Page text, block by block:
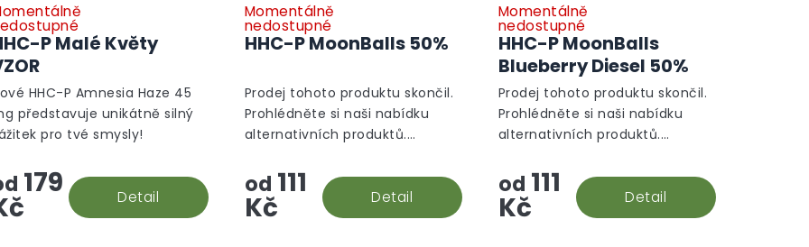
P Malé Květy
179 Detail
HHC-P Amnesia Haze 45
představuje unikátně silný
pro tvé smysly!
HHC-P MoonBalls 50%
Momentálně
nedostupné
od 111
Kč Detail
Prodej tohoto produktu skončil.
Prohlédněte si naši nabídku
alternativních produktů.
HHC-P MoonBalls
Blueberry Diesel 50%
Momentálně
nedostupné
od 111
Kč Detail
Prodej tohoto produktu skončil.
Prohlédněte si naši nabídku
alternativních produktů.